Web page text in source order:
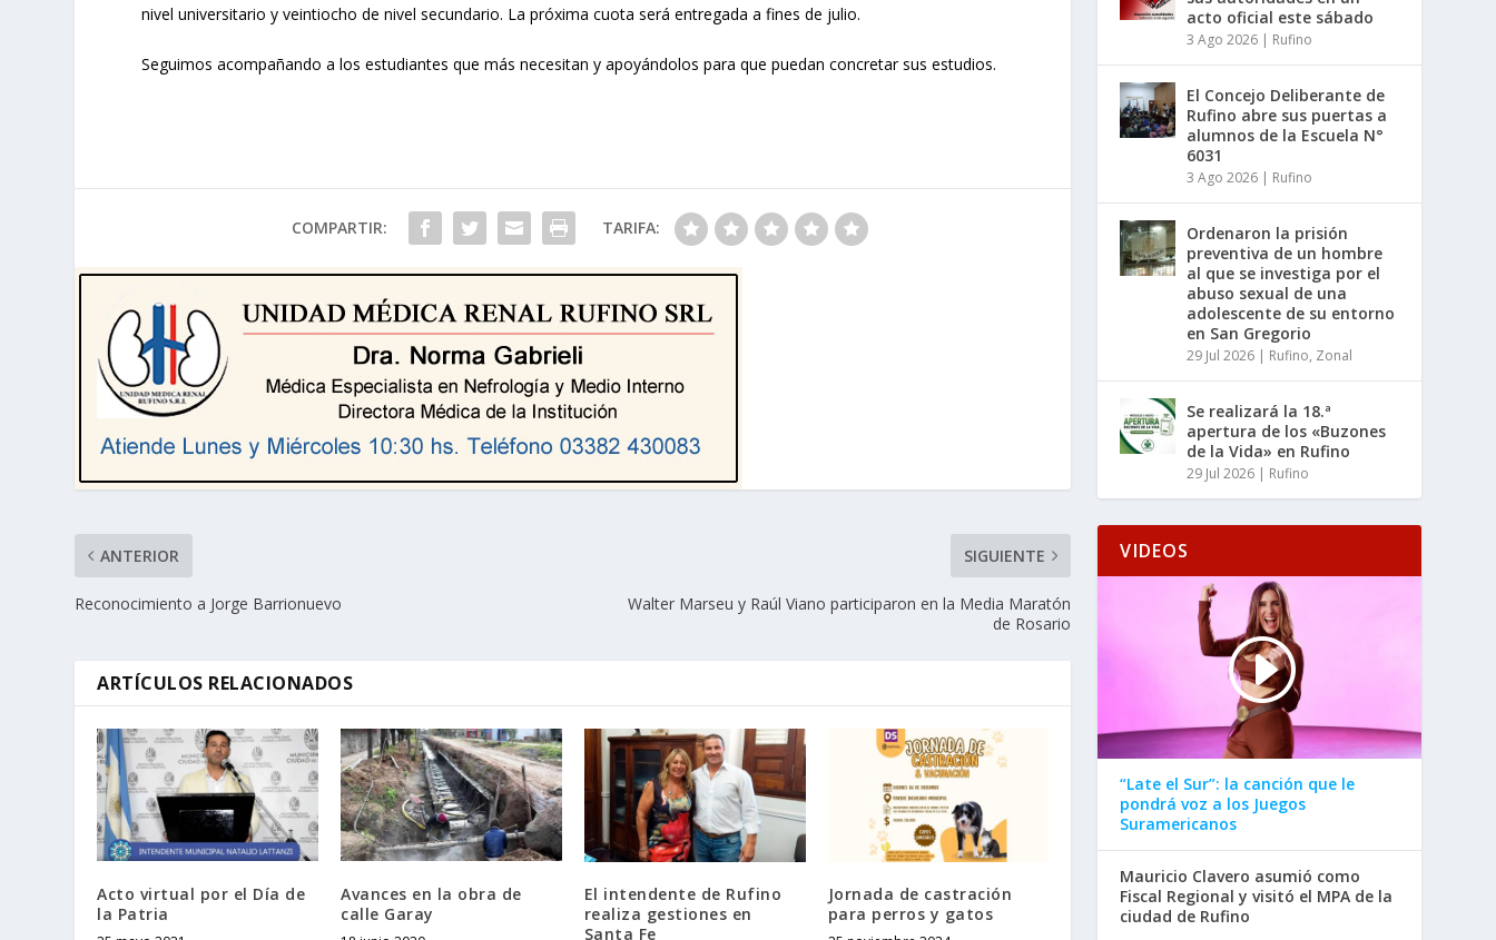
nivel universitario y veintiocho de nivel secundario. La próxima cuota será entregada a fines de julio.
Seguimos acompañando a los estudiantes que más necesitan y apoyándolos para que puedan concretar sus estudios.
COMPARTIR: TARIFA:
ANTERIOR
Reconocimiento a Jorge Barrionuevo
SIGUIENTE
Walter Marseu y Raúl Viano participaron en la Media Maratón
de Rosario
ARTÍCULOS RELACIONADOS
Acto virtual por el Día de
la Patria
Avances en la obra de
calle Garay
El intendente de Rufino
realiza gestiones en
Santa Fe
Jornada de castración
para perros y gatos
acto oficial este sábado
3 Ago 2026 | Rufino
El Concejo Deliberante de
Rufino abre sus puertas a
alumnos de la Escuela N°
6031
3 Ago 2026 | Rufino
Ordenaron la prisión
preventiva de un hombre
al que se investiga por el
abuso sexual de una
adolescente de su entorno
en San Gregorio
29 Jul 2026 | Rufino, Zonal
Se realizará la 18.ª
apertura de los «Buzones
de la Vida» en Rufino
29 Jul 2026 | Rufino
VIDEOS
“Late el Sur”: la canción que le
pondrá voz a los Juegos
Suramericanos
Mauricio Clavero asumió como
Fiscal Regional y visitó el MPA de la
ciudad de Rufino